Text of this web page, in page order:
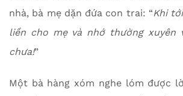
nhà, bà mẹ dặn đứa con trai: “Khi
liền cho mẹ và nhớ thường xuyên
chưa!”
Một bà hàng xóm nghe lóm được